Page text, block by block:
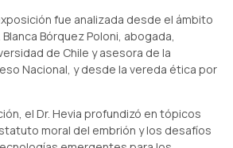
fue analizada desde el ámbito
Bórquez Poloni, abogada,
de Chile y asesora de la
Nacional, y desde la vereda ética por
el Dr. Hevia profundizó en tópicos
moral del embrión y los desafíos